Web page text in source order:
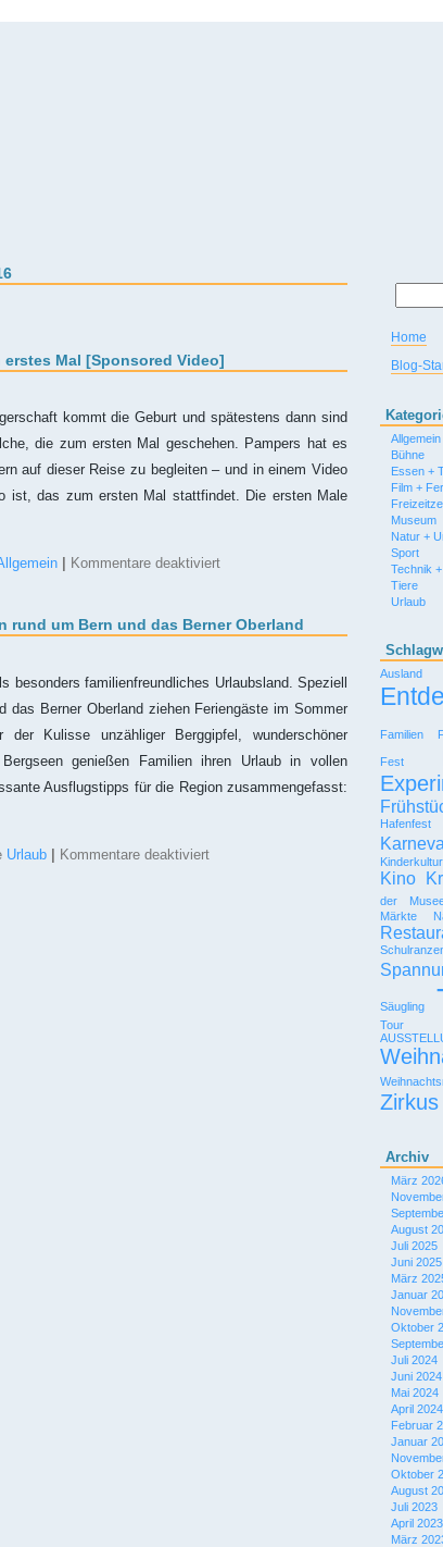
Mal [Sponsored Video]
kommt die Geburt und spätestens dann sind
die zum ersten Mal geschehen. Pampers hat es
auf dieser Reise zu begleiten – und in einem Video
ist, das zum ersten Mal stattfindet. Die ersten Male
Kommentare deaktiviertfür
Mal
Mal
[Sponsored
Video]
rund um Bern und das Berner Oberland
besonders familienfreundliches Urlaubsland. Speziell
das Berner Oberland ziehen Feriengäste im Sommer
Kulisse unzähliger Berggipfel, wunderschöner
genießen Familien ihren Urlaub in vollen
Ausflugstipps für die Region zusammengefasst:
Urlaub Kommentare deaktiviertfür
Home
Blog-
Allgemein
Bühne
Essen +
Film +
Museum
Natur +
Sport
Technik
Tiere
Urlaub
Ausland
Familien
Fest
Hafenfest
Kino
der
Märkte
Säugling
Tour
Zirkus
Archiv
März
August
Juli 2025
Juni 2025
März
Januar
Oktober
Juli 2024
Juni 2024
Mai 2024
April 2024
Februar
Januar
Oktober
August
Juli 2023
April 2023
März